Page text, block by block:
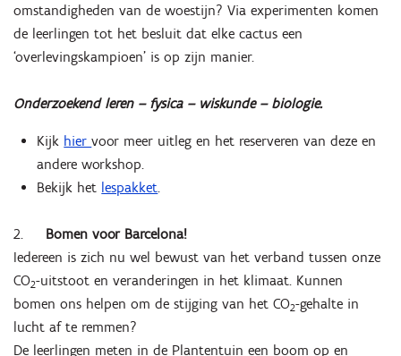
omstandigheden van de woestijn? Via experimenten komen
de leerlingen tot het besluit dat elke cactus een
‘overlevingskampioen’ is op zijn manier.
Onderzoekend leren – fysica – wiskunde – biologie.
Kijk hiervoor meer uitleg en het reserveren van deze en
andere workshop.
Bekijk het lespakket
2. Bomen voor Barcelona!
Iedereen is zich nu wel bewust van het verband tussen onze
CO2-uitstoot en veranderingen in het klimaat. Kunnen
bomen ons helpen om de stijging van het CO2-gehalte in
lucht af te remmen?
De leerlingen meten in de Plantentuin een boom op en